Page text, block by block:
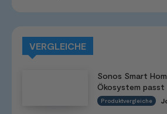
VERGLEICHE
Sonos Smart
Ökosystem passt
Produktvergleiche